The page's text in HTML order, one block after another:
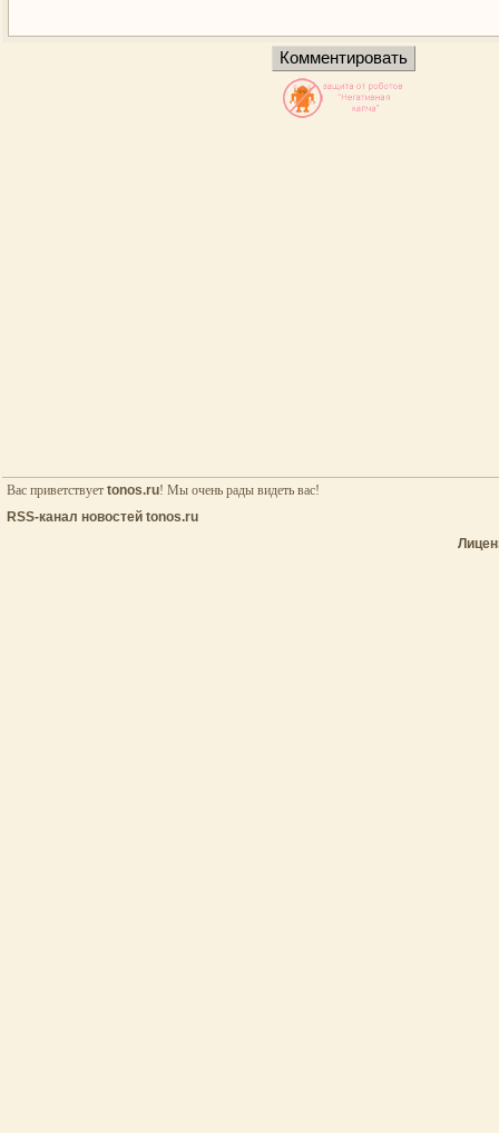
Вас приветствует tonos.ru! Мы очень рады видеть вас!
RSS-канал новостей tonos.ru